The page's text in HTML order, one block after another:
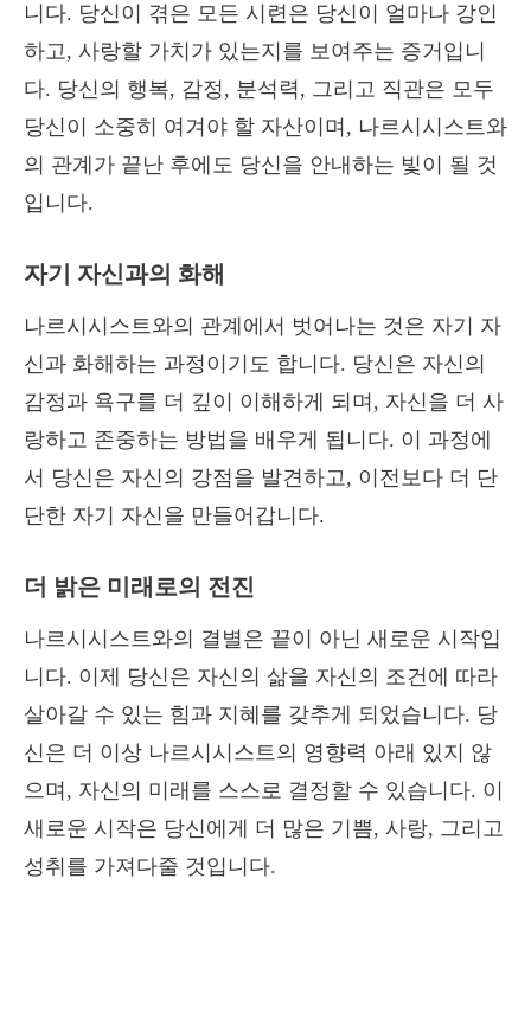
니다. 당신이 겪은 모든 시련은 당신이 얼마나 강인
하고, 사랑할 가치가 있는지를 보여주는 증거입니
다. 당신의 행복, 감정, 분석력, 그리고 직관은 모두
당신이 소중히 여겨야 할 자산이며, 나르시시스트와
의 관계가 끝난 후에도 당신을 안내하는 빛이 될 것
입니다.
자기 자신과의 화해
나르시시스트와의 관계에서 벗어나는 것은 자기 자
신과 화해하는 과정이기도 합니다. 당신은 자신의
감정과 욕구를 더 깊이 이해하게 되며, 자신을 더 사
랑하고 존중하는 방법을 배우게 됩니다. 이 과정에
서 당신은 자신의 강점을 발견하고, 이전보다 더 단
단한 자기 자신을 만들어갑니다.
더 밝은 미래로의 전진
나르시시스트와의 결별은 끝이 아닌 새로운 시작입
니다. 이제 당신은 자신의 삶을 자신의 조건에 따라
살아갈 수 있는 힘과 지혜를 갖추게 되었습니다. 당
신은 더 이상 나르시시스트의 영향력 아래 있지 않
으며, 자신의 미래를 스스로 결정할 수 있습니다. 이
새로운 시작은 당신에게 더 많은 기쁨, 사랑, 그리고
성취를 가져다줄 것입니다.